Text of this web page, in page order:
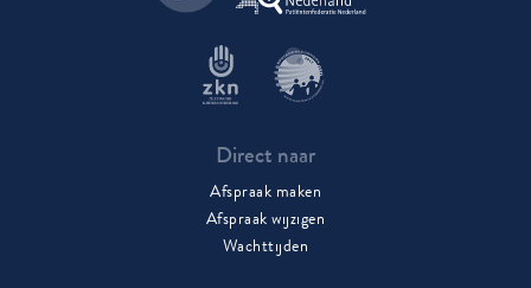
Direct naar
Afspraak maken
Afspraak wijzigen
Wachttijden